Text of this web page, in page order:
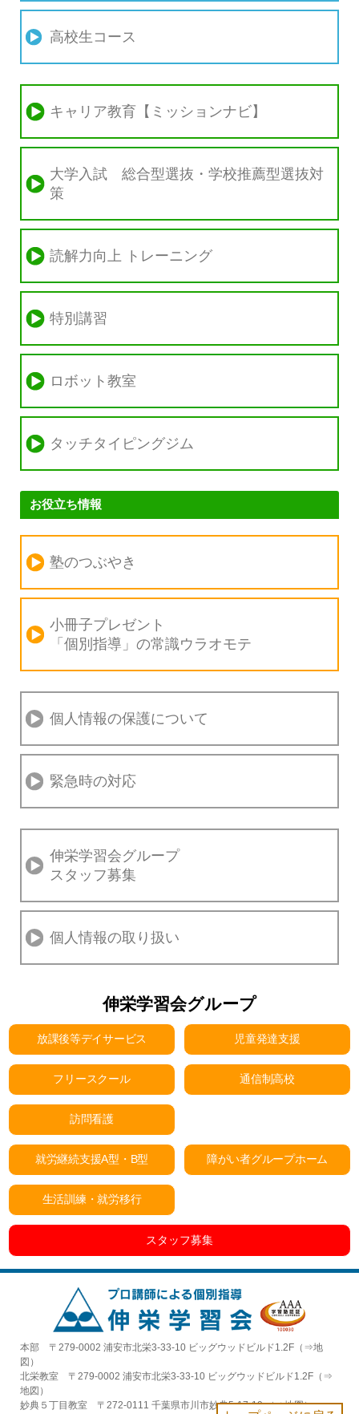
高校生コース
キャリア教育【ミッションナビ】
大学入試 総合型選抜・学校推薦型選抜対
策
読解力向上 トレーニング
特別講習
ロボット教室
タッチタイピングジム
お役立ち情報
塾のつぶやき
小冊子プレゼント
「個別指導」の常識ウラオモテ
個人情報の保護について
緊急時の対応
伸栄学習会グループ
スタッフ募集
個人情報の取り扱い
伸栄学習会グループ
放課後等デイサービス 児童発達支援
フリースクール 通信制高校
訪問看護
就労継続支援A型・B型 障がい者グループホーム
生活訓練・就労移行
スタッフ募集
本部 〒279-0002 浦安市北栄3-33-10 ビッグウッドビルド1.2F（⇒地
図 ）
北栄教室 〒279-0002 浦安市北栄3-33-10 ビッグウッドビルド1.2F（⇒
地図 ）
妙典５丁目教室 〒272-0111 千葉県市川市妙典5-17-19 （⇒地図）